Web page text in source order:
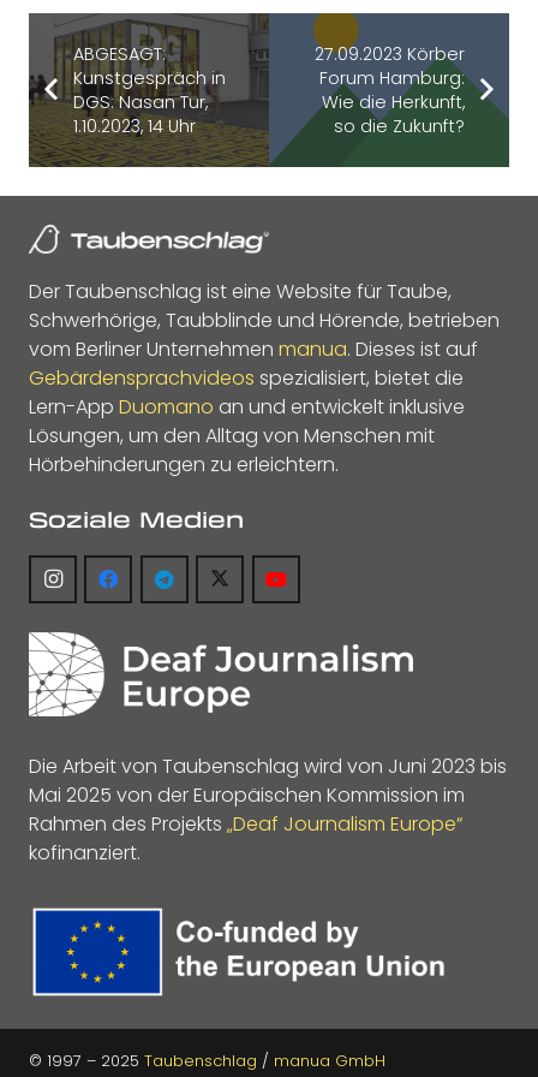
ABGESAGT:
Kunstgespräch in
DGS: Nasan Tur,
1.10.2023, 14 Uhr
27.09.2023 Körber
Forum Hamburg:
Wie die Herkunft,
so die Zukunft?
Der Taubenschlag ist eine Website für Taube,
Schwerhörige, Taubblinde und Hörende, betrieben
vom Berliner Unternehmen manua. Dieses ist auf
Gebärdensprachvideos spezialisiert, bietet die
Lern-App Duomano an und entwickelt inklusive
Lösungen, um den Alltag von Menschen mit
Hörbehinderungen zu erleichtern.
Soziale Medien
Die Arbeit von Taubenschlag wird von Juni 2023 bis
Mai 2025 von der Europäischen Kommission im
Rahmen des Projekts „Deaf Journalism Europe“
kofinanziert.
© 1997 – 2025 Taubenschlag / manua GmbH